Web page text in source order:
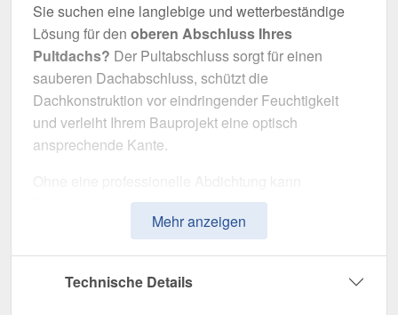
Sie suchen eine langlebige und wetterbeständige
Lösung für den oberen Abschluss Ihres
Pultdachs? Der Pultabschluss sorgt für einen
sauberen Dachabschluss, schützt die
Dachkonstruktion vor eindringender Feuchtigkeit
und verleiht Ihrem Bauprojekt eine optisch
ansprechende Kante.
Regenwasser unkontrolliert eindringen, was
langfristig die Dachkonstruktion und Fassade
abzudichten und zu stabilisieren
Mehr anzeigen
Technische Details